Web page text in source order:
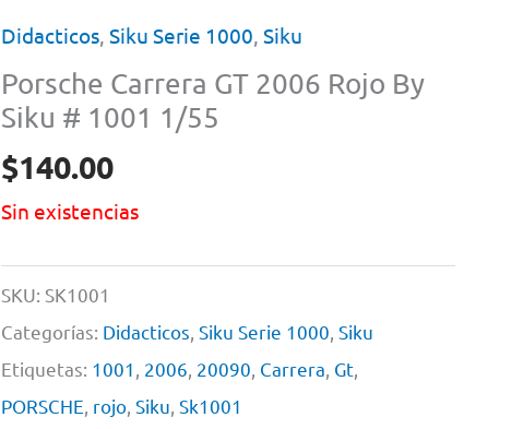
Didacticos, Siku Serie 1000, Siku
Porsche Carrera GT 2006 Rojo By
Siku # 1001 1/55
$140.00
Sin existencias
SKU: SK1001
Categorías: Didacticos Siku Serie 1000 Siku
Etiquetas: 1001 2006 20090 Carrera Gt,
PORSCHE rojo, Siku Sk1001